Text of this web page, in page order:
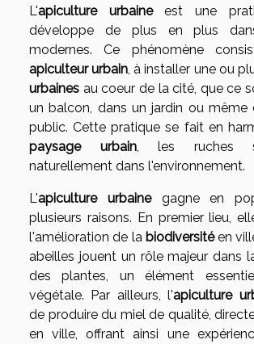
L'apiculture urbaineest une
développe de plus en plus
modernes. Ce phénomène
apiculteur urbain , à installer une ou
urbaines au coeur de la cité, que ce
un balcon, dans un jardin ou même
public. Cette pratique se fait en
paysage urbain, les ruches
naturellement dans l'environnement.
L'apiculture urbainegagne en
plusieurs raisons. En premier lieu,
l'amélioration de la biodiversitéen
abeilles jouent un rôle majeur dans
des plantes, un élément
végétale. Par ailleurs, l'apiculture
de produire du miel de qualité,
en ville, offrant ainsi une